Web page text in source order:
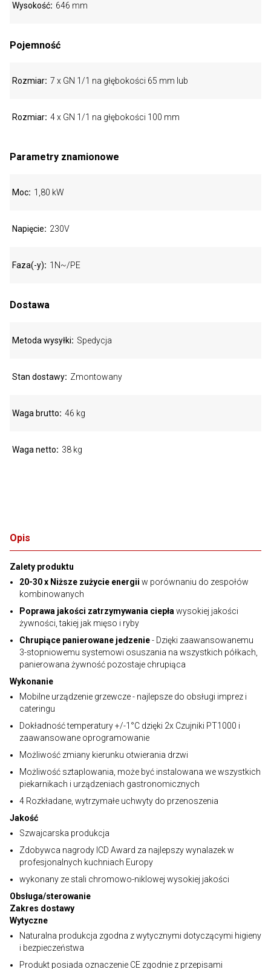
Opis
Zalety produktu
20-30 x Niższe zużycie energii w porównaniu do zespołów
kombinowanych
Poprawa jakości zatrzymywania ciepła wysokiej jakości
żywności, takiej jak mięso i ryby
Chrupiące panierowane jedzenie- Dzięki zaawansowanemu
3-stopniowemu systemowi osuszania na wszystkich półkach,
panierowana żywność pozostaje chrupiąca
Wykonanie
Mobilne urządzenie grzewcze - najlepsze do obsługi imprez i
cateringu
Dokładność temperatury +/-1°C dzięki 2x Czujniki PT1000 i
zaawansowane oprogramowanie
Możliwość zmiany kierunku otwierania drzwi
Możliwość sztaplowania, może być instalowana we wszystkich
piekarnikach i urządzeniach gastronomicznych
4 Rozkładane, wytrzymałe uchwyty do przenoszenia
Jakość
Szwajcarska produkcja
Zdobywca nagrody ICD Award za najlepszy wynalazek w
profesjonalnych kuchniach Europy
wykonany ze stali chromowo-niklowej wysokiej jakości
Obsługa/sterowanie
Zakres dostawy
Wytyczne
Naturalna produkcja zgodna z wytycznymi dotyczącymi higieny
i bezpieczeństwa
Produkt posiada oznaczenie CE zgodnie z przepisami
Wysokość 646 mm
Pojemność
Rozmiar 7 x GN 1/1 na głębokości 65 mm lub
Rozmiar 4 x GN 1/1 na głębokości 100 mm
Parametry znamionowe
Moc 1,80 kW
Napięcie 230V
Faza(-y) 1N~/PE
Dostawa
Metoda wysyłki Spedycja
Stan dostawy Zmontowany
Waga brutto 46 kg
Waga netto 38 kg